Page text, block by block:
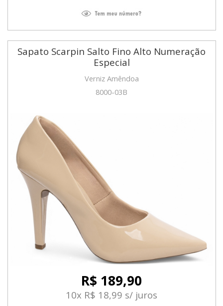
Sapato Scarpin Salto Fino Alto Numeração
Especial
Verniz Amêndoa
8000-03B
R$ 189,90
10x R$ 18,99 s/ juros